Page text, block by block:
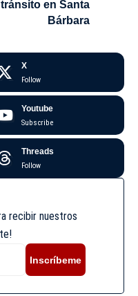
tránsito en Santa
Bárbara
X
Follow
Youtube
Subscribe
Threads
Follow
recibir nuestros
Inscríbeme